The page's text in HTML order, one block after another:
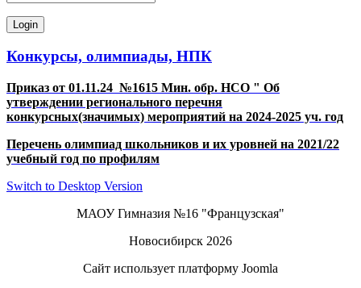
Конкурсы, олимпиады, НПК
Приказ от 01.11.24 №1615 Мин. обр. НСО " Об
утверждении регионального перечня
конкурсных(значимых) мероприятий на 2024-2025 уч. год
Перечень олимпиад школьников и их уровней на 2021/22
учебный год по профилям
Switch to Desktop Version
МАОУ Гимназия №16 "Французская"
Новосибирск 2026
Сайт использует платформу Joomla